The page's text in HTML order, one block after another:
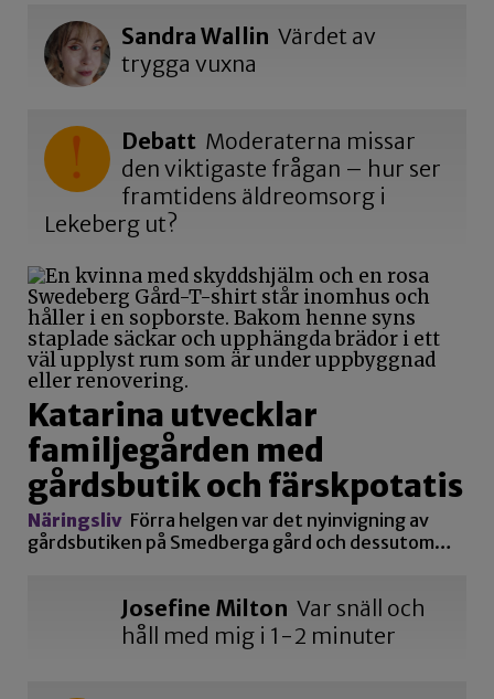
Sandra Wallin Värdet av
trygga vuxna
Debatt Moderaterna missar
den viktigaste frågan – hur ser
framtidens äldreomsorg i
Lekeberg ut?
Katarina utvecklar
familjegården med
gårdsbutik och färskpotatis
Näringsliv Förra helgen var det nyinvigning av
gårdsbutiken på Smedberga gård och dessutom…
Josefine Milton Var snäll och
håll med mig i 1-2 minuter